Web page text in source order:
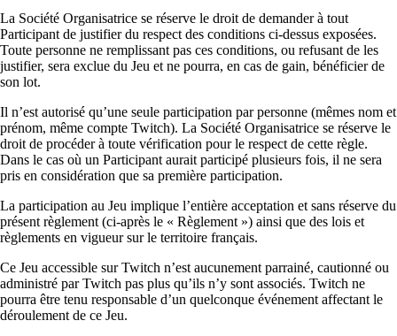
La Société Organisatrice se réserve le droit de demander à tout
Participant de justifier du respect des conditions ci-dessus exposées.
Toute personne ne remplissant pas ces conditions, ou refusant de les
justifier, sera exclue du Jeu et ne pourra, en cas de gain, bénéficier de
son lot.
Il n’est autorisé qu’une seule participation par personne (mêmes nom et
prénom, même compte Twitch). La Société Organisatrice se réserve le
droit de procéder à toute vérification pour le respect de cette règle.
Dans le cas où un Participant aurait participé plusieurs fois, il ne sera
pris en considération que sa première participation.
La participation au Jeu implique l’entière acceptation et sans réserve du
présent règlement (ci-après le « Règlement ») ainsi que des lois et
règlements en vigueur sur le territoire français.
Ce Jeu accessible sur Twitch n’est aucunement parrainé, cautionné ou
administré par Twitch pas plus qu’ils n’y sont associés. Twitch ne
pourra être tenu responsable d’un quelconque événement affectant le
déroulement de ce Jeu.